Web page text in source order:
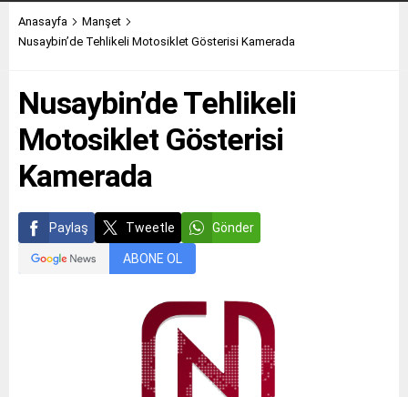
Anasayfa
Manşet
Nusaybin’de Tehlikeli Motosiklet Gösterisi Kamerada
Nusaybin’de Tehlikeli
Motosiklet Gösterisi
Kamerada
Paylaş Tweetle Gönder
ABONE OL